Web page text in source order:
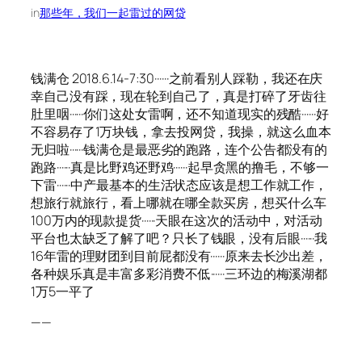
in那些年，我们一起雷过的网贷
钱满仓 2018.6.14-7:30······之前看别人踩勒，我还在庆
幸自己没有踩，现在轮到自己了，真是打碎了牙齿往
肚里咽······你们这处女雷啊，还不知道现实的残酷······好
不容易存了1万块钱，拿去投网贷，我操，就这么血本
无归啦······钱满仓是最恶劣的跑路，连个公告都没有的
跑路······真是比野鸡还野鸡······起早贪黑的撸毛，不够一
下雷······中产最基本的生活状态应该是想工作就工作，
想旅行就旅行，看上哪就在哪全款买房，想买什么车
100万内的现款提货······天眼在这次的活动中，对活动
平台也太缺乏了解了吧？只长了钱眼，没有后眼······我
16年雷的理财团到目前屁都没有······原来去长沙出差，
各种娱乐真是丰富多彩消费不低······三环边的梅溪湖都
1万5一平了
——